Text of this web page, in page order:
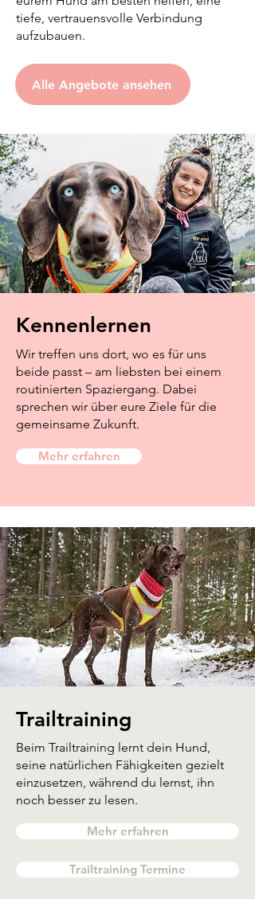
tiefe, vertrauensvolle Verbindung
aufzubauen.
Alle Angebote ansehen
Kennenlernen
Wir treffen uns dort, wo es für uns
beide passt – am liebsten bei einem
routinierten Spaziergang. Dabei
sprechen wir über eure Ziele für die
gemeinsame Zukunft.
Mehr erfahren
Trailtraining
Beim Trailtraining lernt dein Hund,
seine natürlichen Fähigkeiten gezielt
einzusetzen, während du lernst, ihn
noch besser zu lesen.
Mehr erfahren
Trailtraining Termine